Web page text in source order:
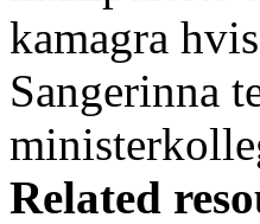
kamagra
Sangerinna
Related